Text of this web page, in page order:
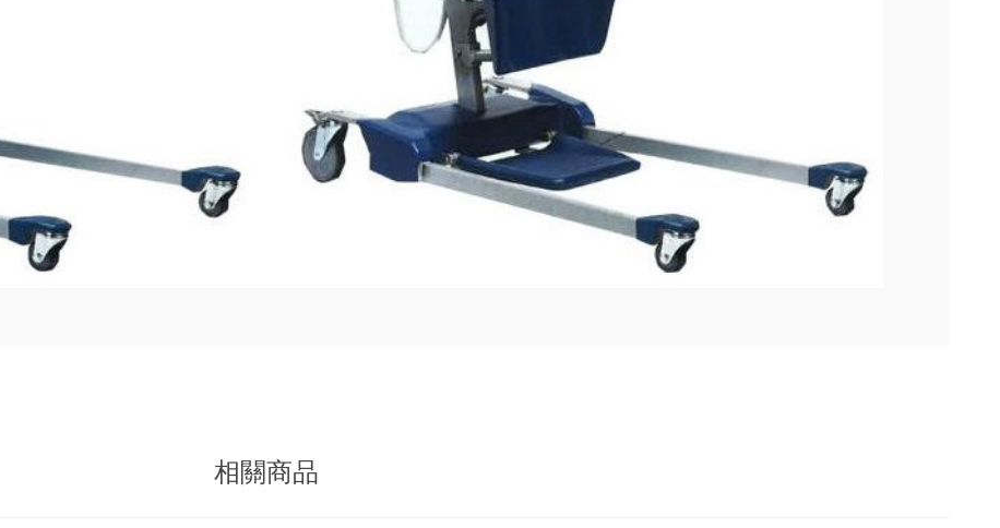
相關商品